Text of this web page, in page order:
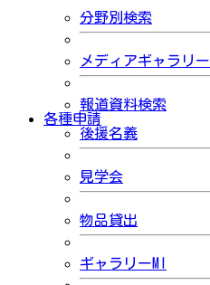
分野別検索
メディアギャラリー
報道資料検索
各種申請
後援名義
見学会
物品貸出
ギャラリーMI